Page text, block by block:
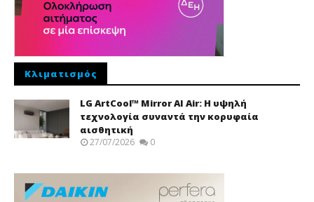
Κλιματισμός
LG ArtCool™ Mirror AI Air: Η υψηλή
τεχνολογία συναντά την κορυφαία
αισθητική
27/07/2026 0